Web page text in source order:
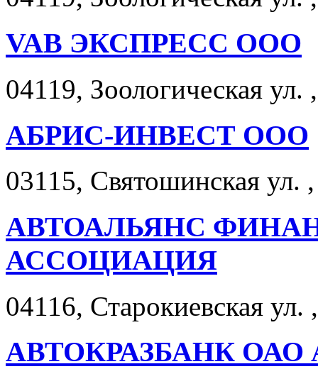
VAB ЭКСПРЕСС ООО
04119, Зоологическая
АБРИС-ИНВЕСТ ООО
03115, Святошинская ул.
АВТОАЛЬЯНС
АССОЦИАЦИЯ
04116, Старокиевская
АВТОКРАЗБАНК ОАО